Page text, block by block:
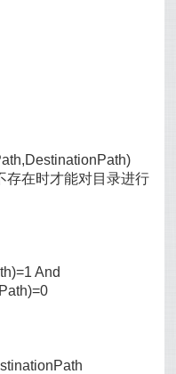
存在时才能对目录进行
And